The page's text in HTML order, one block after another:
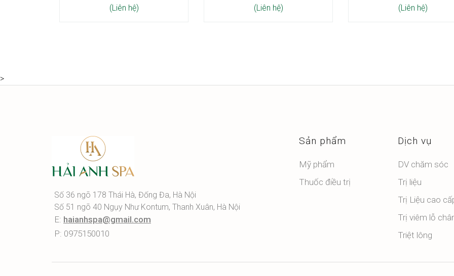
(Liên hệ)
(Liên hệ)
(Liên hệ)
>
Số 36 ngõ 178 Thái Hà, Đống Đa, Hà Nội
Số 51 ngõ 40 Ngụy Như Kontum, Thanh Xuân, Hà Nội
E: haianhspa@gmail.com
P: 0975150010
Sản phẩm
Mỹ phẩm
Thuốc điều trị
Dịch vụ
DV chăm sóc
Trị liệu
Trị Liệu cao
Trị viêm lỗ
Triệt lông